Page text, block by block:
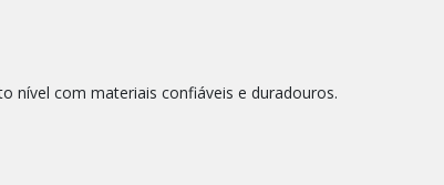
nível com materiais confiáveis e duradouros.